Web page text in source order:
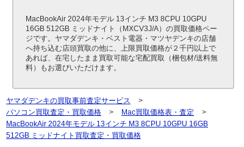
MacBookAir 2024年モデル 13インチ M3 8CPU 10GPU
16GB 512GB ミッドナイト（MXCV3J/A）の買取価格ペー
ジです。ヤマダデンキ・ベスト電器・マツヤデンキの店舗
へ持ち込む店頭買取の他に、上限買取価格が２千円以上で
あれば、在宅したまま買取可能な宅配買取（梱包材/送料無
料）もお選びいただけます。
ヤマダデンキの買取事前査定サービス
>
パソコン買取査定・買取価格
> Mac買取価格表・査定
>
MacBookAir 2024年モデル 13インチ M3 8CPU 10GPU 16GB
512GB ミッドナイト買取査定・買取価格